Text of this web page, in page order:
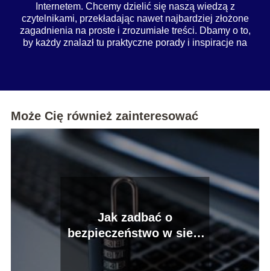
Internetem. Chcemy dzielić się naszą wiedzą z
czytelnikami, przekładając nawet najbardziej złożone
zagadnienia na proste i zrozumiałe treści. Dbamy o to,
by każdy znalazł tu praktyczne porady i inspiracje na
Może Cię również zainteresować
Jak zadbać o
bezpieczeństwo w sieci
swoje i bliskich?